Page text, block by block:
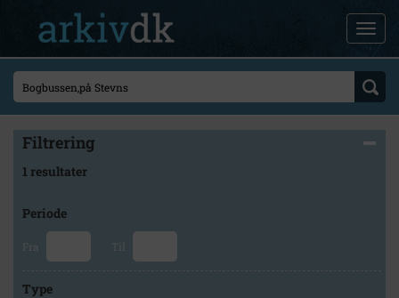
Filtrering
1 resultater
Periode
Fra Til
Type